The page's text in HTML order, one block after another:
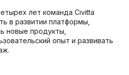
лет команда Civitta
в развитии платформы,
новые продукты,
опыт и развивать